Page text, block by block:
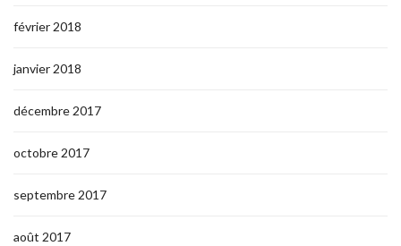
février 2018
janvier 2018
décembre 2017
octobre 2017
septembre 2017
août 2017